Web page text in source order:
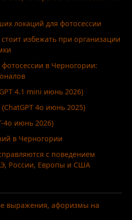
локаций для фотосессии
избежать при организации
фотосессии в Черногории:
4.1 mini июнь 2026)
4o июнь 2025)
4o июнь 2026)
в Черногории
с поведением
России, Европы и США
выражения, афоризмы на